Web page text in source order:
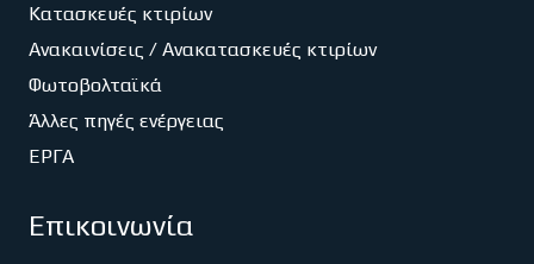
Κατασκευές κτιρίων
Ανακαινίσεις / Ανακατασκευές κτιρίων
Φωτοβολταϊκά
Άλλες πηγές ενέργειας
ΕΡΓΑ
Επικοινωνία